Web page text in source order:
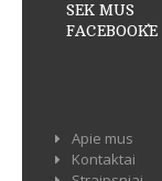
SEK MUS
FACEBOOK`E
Apie mus
Kontaktai